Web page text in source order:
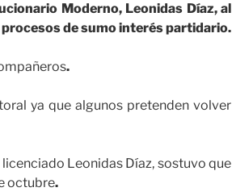
Moderno, Leonidas Díaz, al
de sumo interés partidario.
.
ya que algunos pretenden volver
Leonidas Díaz, sostuvo que
octubre.